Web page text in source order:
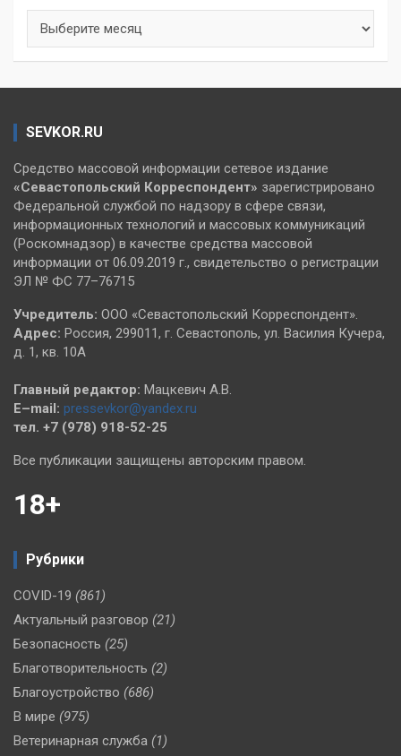
SEVKOR.RU
Средство массовой информации сетевое издание
«Севастопольский Корреспондент» зарегистрировано
Федеральной службой по надзору в сфере связи,
информационных технологий и массовых коммуникаций
(Роскомнадзор) в качестве средства массовой
информации от 06.09.2019 г., свидетельство о регистрации
ЭЛ № ФС 77–76715
Учредитель: ООО «Севастопольский Корреспондент».
Адрес: Россия, 299011, г. Севастополь, ул. Василия Кучера,
д. 1, кв. 10А
Главный редактор: Мацкевич А.В.
E–mail: pressevkor@yandex.ru
тел. +7 (978) 918-52-25
Все публикации защищены авторским правом.
18+
Рубрики
COVID-19 (861)
Актуальный разговор (21)
Безопасность (25)
Благотворительность (2)
Благоустройство (686)
В мире (975)
Ветеринарная служба (1)